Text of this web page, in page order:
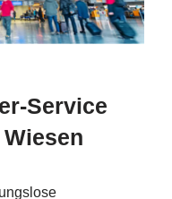
Service